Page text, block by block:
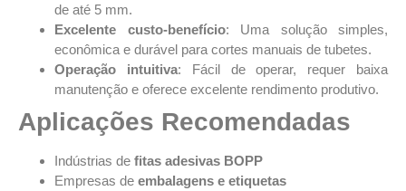
de até 5 mm.
Excelente custo-benefício: Uma solução simples,
econômica e durável para cortes manuais de tubetes.
Operação intuitiva: Fácil de operar, requer baixa
manutenção e oferece excelente rendimento produtivo.
Aplicações Recomendadas
Indústrias de fitas adesivas BOPP
Empresas de embalagens e etiquetas